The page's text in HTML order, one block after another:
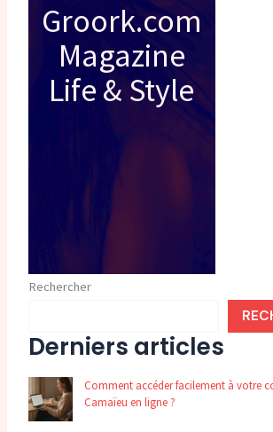
Groork.com
Magazine
Life & Style
Rechercher
Derniers articles
Comment accéder facilement à votre
Camaïeu en ligne ?